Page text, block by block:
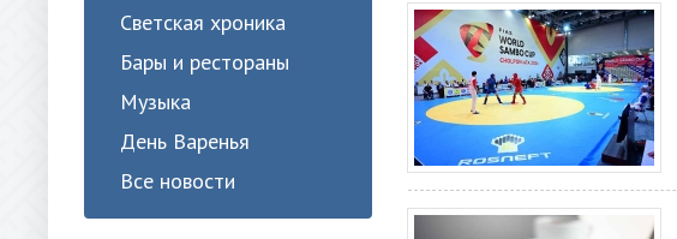
Светская хроника
Бары и рестораны
Музыка
День Варенья
Все новости